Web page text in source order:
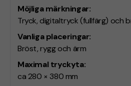
Möjliga märkningar:
Tryck, digitaltryck (fullfärg) och
Vanliga placeringar:
Bröst, rygg och ärm
Maximal tryckyta:
ca 280 × 380 mm